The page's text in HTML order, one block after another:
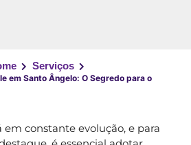
Serviços
em Santo Ângelo: O Segredo para o
constante evolução, e para